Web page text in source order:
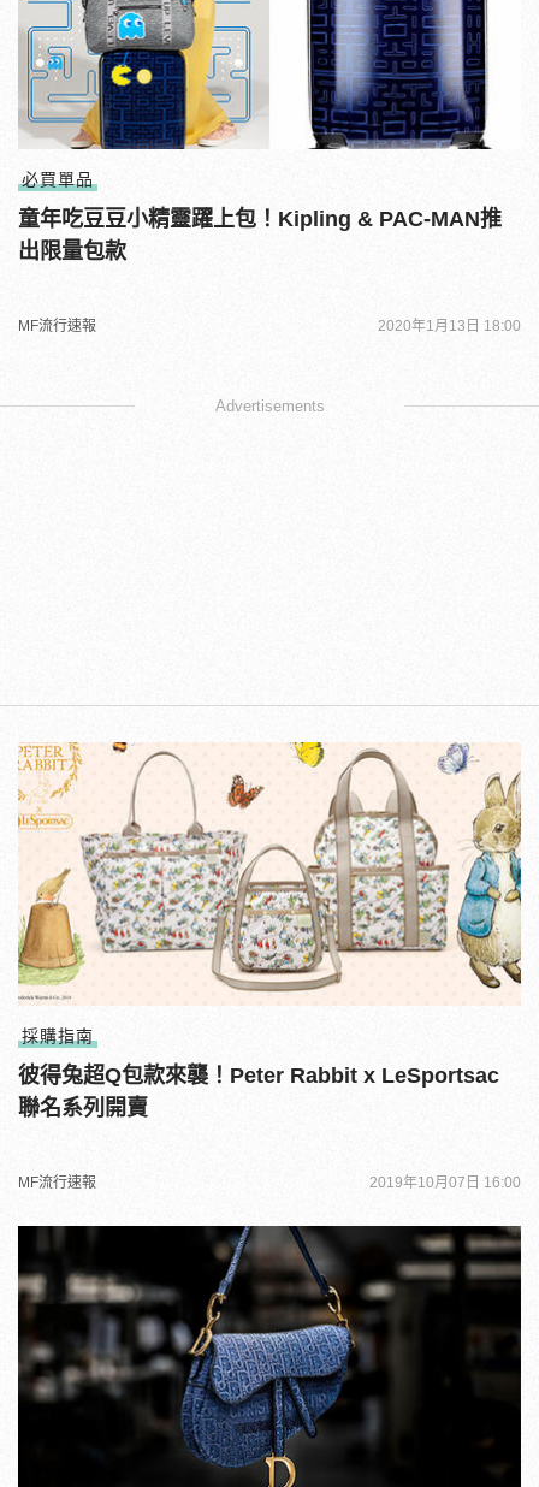
必買單品
童年吃豆豆小精靈躍上包！Kipling & PAC-MAN推
出限量包款
MF流行速報 2020年1月13日 18:00
Advertisements
採購指南
彼得兔超Q包款來襲！Peter Rabbit x LeSportsac
聯名系列開賣
MF流行速報 2019年10月07日 16:00